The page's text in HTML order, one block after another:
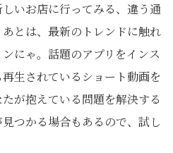
いお店に行ってみる、違う通
とは、最新のトレンドに触れ
にゃ。話題のアプリをインス
生されているショート動画を
が抱えている問題を解決する
つかる場合もあるので、試し